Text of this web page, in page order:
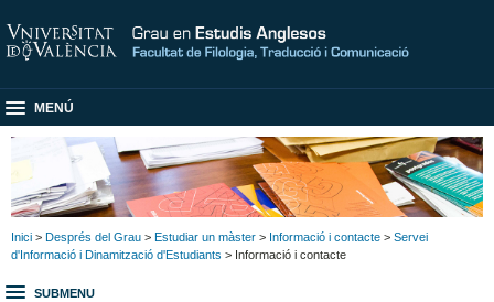
MENÚ
Inici > Després del Grau > Estudiar un màster > Informació i contacte > Servei
d'Informació i Dinamització d'Estudiants > Informació i contacte
SUBMENU